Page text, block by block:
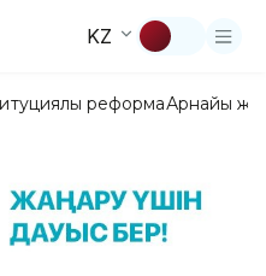
KZ
реформаАрнайы